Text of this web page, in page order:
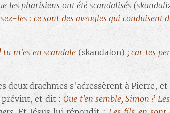
les pharisiens ont été scandalisés
les : ce sont des aveugles qui conduisent
m'es en scandale (skandalon) ; car tes
deux drachmes s'adressèrent à Pierre,
prévint, et dit :Que t'en semble, Simon ?